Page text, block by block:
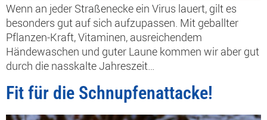
Wenn an jeder Straßenecke ein Virus lauert, gilt es
besonders gut auf sich aufzupassen. Mit geballter
Pflanzen-Kraft, Vitaminen, ausreichendem
Händewaschen und guter Laune kommen wir aber gut
durch die nasskalte Jahreszeit…
Fit für die Schnupfenattacke!